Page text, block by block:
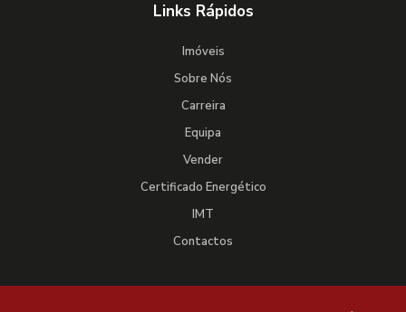
Links Rápidos
Imóveis
Sobre Nós
Carreira
Equipa
Vender
Certificado Energético
IMT
Contactos